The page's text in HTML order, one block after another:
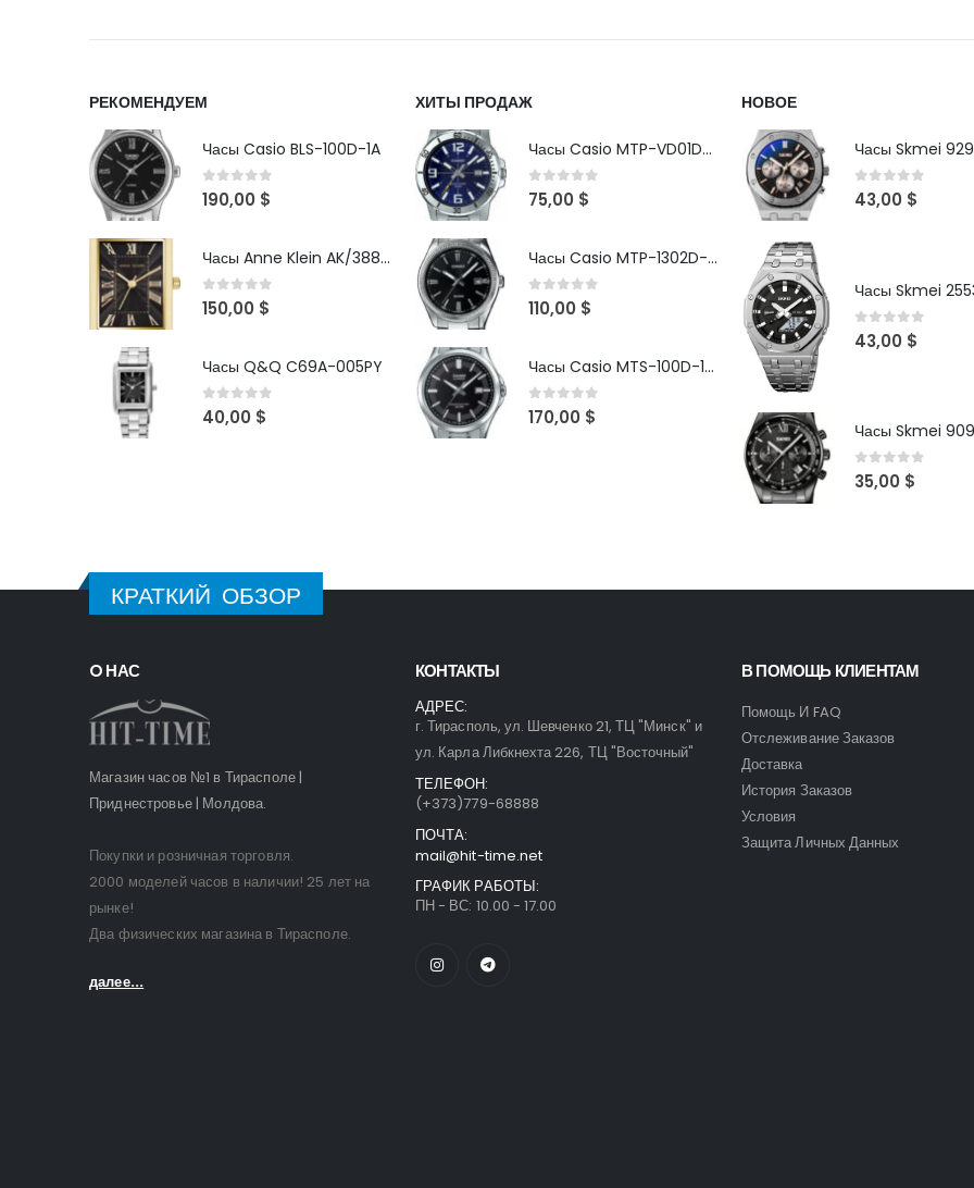
РЕКОМЕНДУЕМ
Часы Casio BLS-100D-1A
0out of 5
190,00 $
Часы Anne Klein AK/3882BKGB
0out of 5
150,00 $
Часы Q&Q C69A-005PY
0 out of 5
40,00 $
ХИТЫ ПРОДАЖ
Часы Casio MTP-VD01D-2B
0out of 5
75,00 $
Часы Casio MTP-1302D-1A1VDF
0out of 5
110,00 $
Часы Casio MTS-100D-1AV
0out of 5
170,00 $
НОВОЕ
Часы Skmei
0 out of 5
43,00 $
Часы Skmei
0 out of 5
43,00 $
Часы Skmei
0out of 5
35,00 $
КРАТКИЙ ОБЗОР
O НАС
Магазин часов №1 в Тирасполе |
Приднестровье | Молдова.
Покупки и розничная торговля.
2000 моделей часов в наличии! 25 лет на
рынке!
Два физических магазина в Тирасполе.
далее...
КОНТАКТЫ
АДРЕС:
г. Тирасполь, ул. Шевченко 21, ТЦ "Минск" и
ул. Карла Либкнехта 226, ТЦ "Восточный"
ТЕЛЕФОН:
(+373)779-68888
ПОЧТА:
mail@hit-time.net
ГРАФИК РАБОТЫ:
ПН - ВС: 10.00 - 17.00
В ПОМОЩЬ КЛИЕНТАМ
Помощь И FAQ
Отслеживание Заказов
Доставка
История Заказов
Условия
Защита Личных Данных